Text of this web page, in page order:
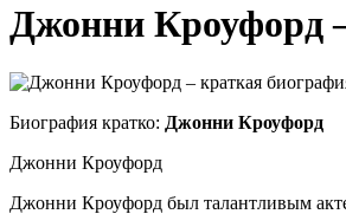
Джонни Кроуфорд
Биография кратко: Джонни Кроуфорд
Джонни Кроуфорд
Джонни Кроуфорд был талантливым